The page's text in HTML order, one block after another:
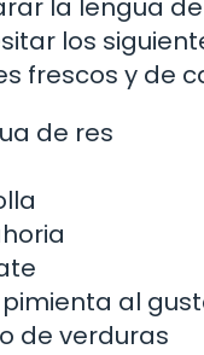
la lengua
los
frescos y de
de res
pimienta al
de verduras